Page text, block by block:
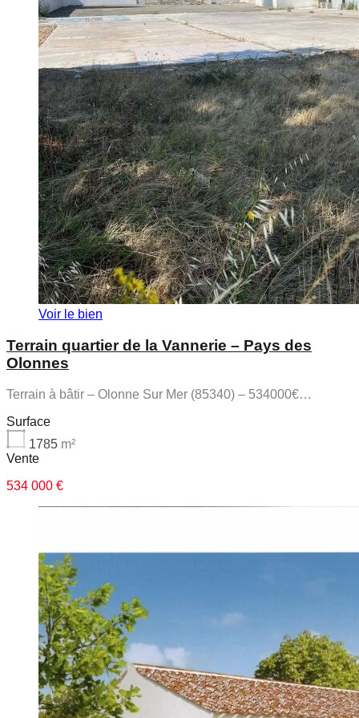
Voir le bien
Terrain quartier de la Vannerie – Pays des
Olonnes
Terrain à bâtir – Olonne Sur Mer (85340) – 534000€…
Surface
1785 m²
Vente
534 000 €